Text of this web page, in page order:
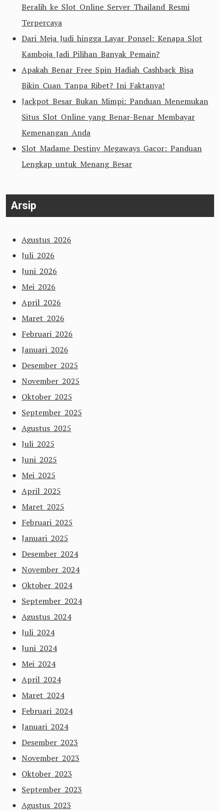
Beralih ke Slot Online Server Thailand Resmi
Terpercaya
Dari Meja Judi hingga Layar Ponsel: Kenapa Slot
Kamboja Jadi Pilihan Banyak Pemain?
Apakah Benar Free Spin Hadiah Cashback Bisa
Bikin Cuan Tanpa Ribet? Ini Faktanya!
Jackpot Besar Bukan Mimpi: Panduan Menemukan
Situs Slot Online yang Benar-Benar Membayar
Kemenangan Anda
Slot Madame Destiny Megaways Gacor: Panduan
Lengkap untuk Menang Besar
Arsip
Agustus 2026
Juli 2026
Juni 2026
Mei 2026
April 2026
Maret 2026
Februari 2026
Januari 2026
Desember 2025
November 2025
Oktober 2025
September 2025
Agustus 2025
Juli 2025
Juni 2025
Mei 2025
April 2025
Maret 2025
Februari 2025
Januari 2025
Desember 2024
November 2024
Oktober 2024
September 2024
Agustus 2024
Juli 2024
Juni 2024
Mei 2024
April 2024
Maret 2024
Februari 2024
Januari 2024
Desember 2023
November 2023
Oktober 2023
September 2023
Agustus 2023